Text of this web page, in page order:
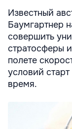
Известный
Баумгартнер
совершить
стратосферы
полете
условий
время.